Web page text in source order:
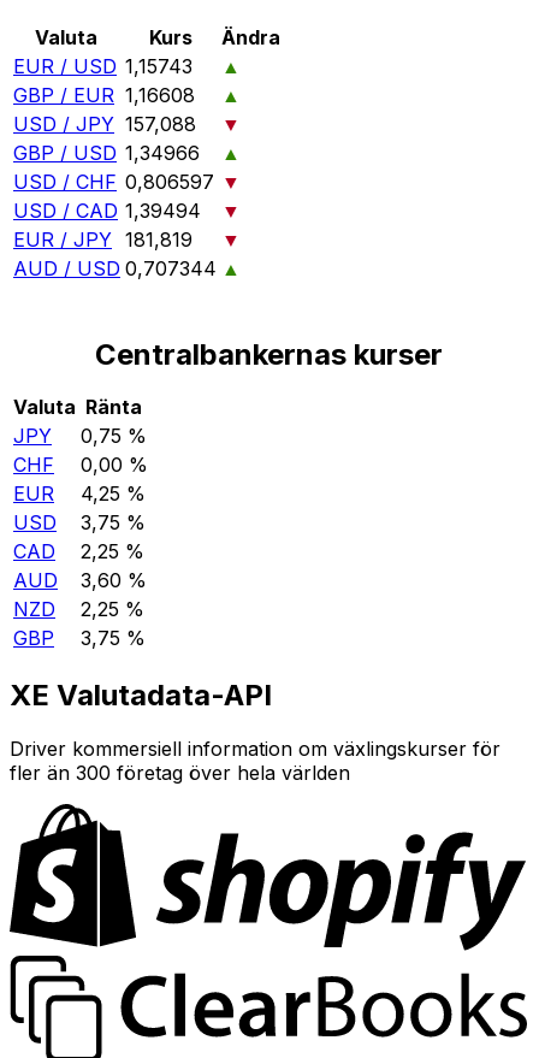
Valuta Kurs
Ändra
EUR / USD 1,15743
▲
GBP / EUR 1,16608
▲
USD / JPY 157,088
▼
GBP / USD 1,34966
▲
USD / CHF 0,806597 ▼
USD / CAD 1,39494
▼
EUR / JPY 181,819
▼
AUD / USD 0,707344 ▲
Centralbankernas kurser
Valuta Ränta
JPY
0,75 %
CHF
0,00 %
EUR
4,25 %
USD
3,75 %
CAD
2,25 %
AUD
3,60 %
NZD
2,25 %
GBP
3,75 %
XE Valutadata-API
Driver kommersiell information om växlingskurser för
fler än 300 företag över hela världen